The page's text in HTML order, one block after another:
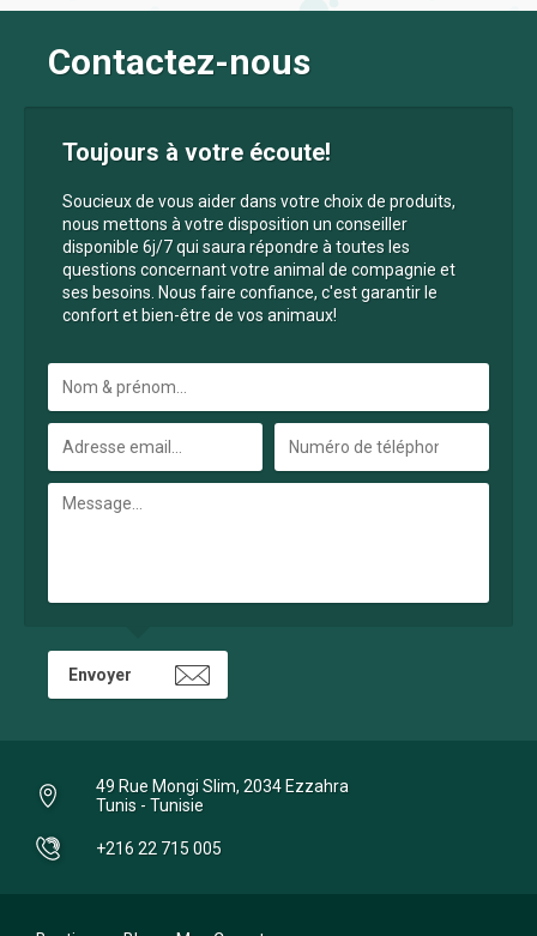
Contactez-nous
Toujours à votre écoute!
Soucieux de vous aider dans votre choix de produits,
nous mettons à votre disposition un conseiller
disponible 6j/7 qui saura répondre à toutes les
questions concernant votre animal de compagnie et
ses besoins. Nous faire confiance, c'est garantir le
confort et bien-être de vos animaux!
49 Rue Mongi Slim, 2034 Ezzahra
Tunis - Tunisie
+216 22 715 005